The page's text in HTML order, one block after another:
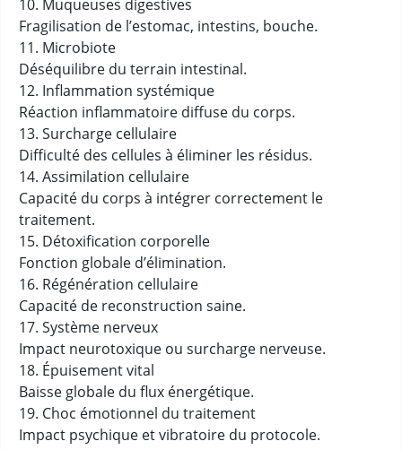
10. Muqueuses digestives
Fragilisation de l’estomac, intestins, bouche.
11. Microbiote
Déséquilibre du terrain intestinal.
12. Inflammation systémique
Réaction inflammatoire diffuse du corps.
13. Surcharge cellulaire
Difficulté des cellules à éliminer les résidus.
14. Assimilation cellulaire
Capacité du corps à intégrer correctement le
traitement.
15. Détoxification corporelle
Fonction globale d’élimination.
16. Régénération cellulaire
Capacité de reconstruction saine.
17. Système nerveux
Impact neurotoxique ou surcharge nerveuse.
18. Épuisement vital
Baisse globale du flux énergétique.
19. Choc émotionnel du traitement
Impact psychique et vibratoire du protocole.